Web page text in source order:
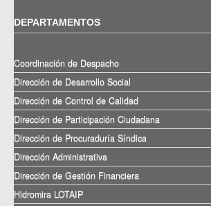
DEPARTAMENTOS
Coordinación de Despacho
Dirección de Desarrollo Social
Dirección de Control de Calidad
Dirección de Participación Ciudadana
Dirección de Procuraduría Síndica
Dirección Administrativa
Dirección de Gestión Financiera
Hidromira LOTAIP